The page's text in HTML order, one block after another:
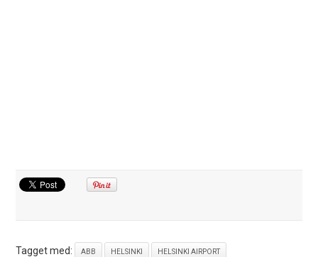
Tagget med: ABB HELSINKI HELSINKI AIRPORT